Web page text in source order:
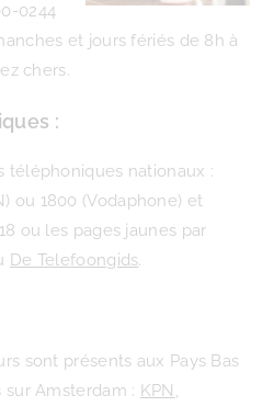
0244
et jours fériés de 8h à
chers.
:
téléphoniques nationaux :
ou 1800 (Vodaphone) et
ou les pages jaunes par
De Telefoongids.
sont présents aux Pays Bas
Amsterdam : KPN ,